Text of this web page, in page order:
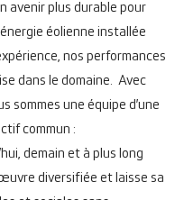
avenir plus durable pour
éolienne installée
nos performances
dans le domaine. Avec
sommes une équipe d’une
commun :
demain et à plus long
diversifiée et laisse sa